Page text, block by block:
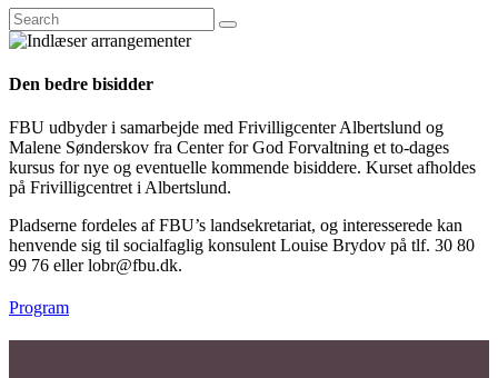
Den bedre bisidder
FBU udbyder i samarbejde med Frivilligcenter Albertslund og
Malene Sønderskov fra Center for God Forvaltning et to-dages
kursus for nye og eventuelle kommende bisiddere. Kurset afholdes
på Frivilligcentret i Albertslund.
Pladserne fordeles af FBU’s landsekretariat, og interesserede kan
henvende sig til socialfaglig konsulent Louise Brydov på tlf. 30 80
99 76 eller lobr@fbu.dk.
Program